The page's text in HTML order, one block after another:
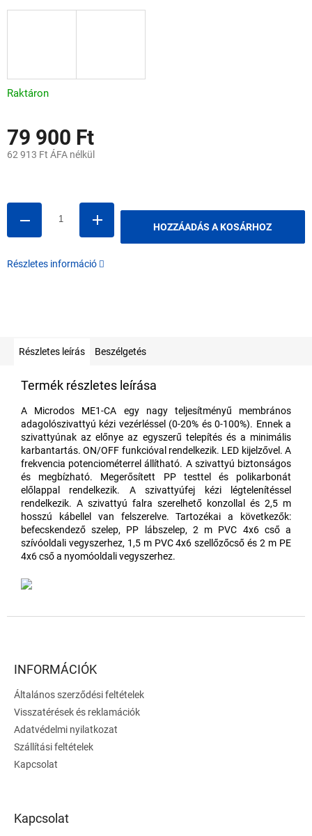
79 900 Ft
62 913 Ft ÁFA nélkül
Raktáron
HOZZÁADÁS A KOSÁRHOZ
Részletes információ
Részletes leírás Beszélgetés
Termék részletes leírása
A Microdos ME1-CA egy nagy teljesítményű membrános
adagolószivattyú kézi vezérléssel (0-20% és 0-100%). Ennek a
szivattyúnak az előnye az egyszerű telepítés és a minimális
karbantartás. ON/OFF funkcióval rendelkezik. LED kijelzővel. A
frekvencia potenciométerrel állítható. A szivattyú biztonságos
és megbízható. Megerősített PP testtel és polikarbonát
előlappal rendelkezik. A szivattyúfej kézi légtelenítéssel
rendelkezik. A szivattyú falra szerelhető konzollal és 2,5 m
hosszú kábellel van felszerelve. Tartozékai a következők:
befecskendező szelep, PP lábszelep, 2 m PVC 4x6 cső a
szívóoldali vegyszerhez, 1,5 m PVC 4x6 szellőzőcső és 2 m PE
4x6 cső a nyomóoldali vegyszerhez.
INFORMÁCIÓK
Általános szerződési feltételek
Visszatérések és reklamációk
Adatvédelmi nyilatkozat
Szállítási feltételek
Kapcsolat
Kapcsolat